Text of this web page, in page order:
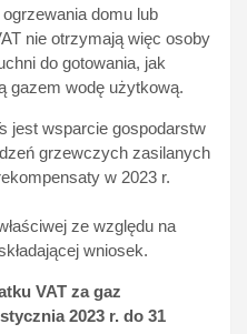
domu lub
nie otrzymają więc osoby
do gotowania, jak
gazem wodę użytkową.
jest wsparcie gospodarstw
grzewczych zasilanych
w 2023 r.
ze względu na
wniosek.
VAT za gaz
2023 r. do 31